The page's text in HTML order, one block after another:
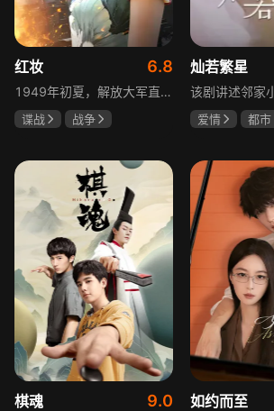
红妆 6.8
1949年初夏，解放大军直抵上海，国民党国防部保密局的中共地下党员邓家骥奉命撤往台湾，其妻同为地下党的沈荷因临产被留在上海。新中国成立之初，面对敌特的破坏活动，斗争形势严峻，沈荷隐藏真实身份，继续与敌人展开新一轮斗争，在隐秘战线坚守信仰，为新政权的稳定默默奉献。
谍战
战争
灿若繁星
爱情
都市
棋魂 9.0 如约而至